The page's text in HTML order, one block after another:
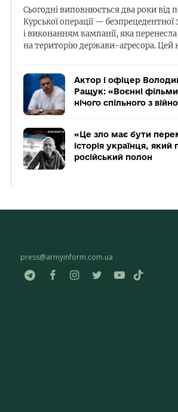
Сьогодні виповнюється два роки від
Курської операції —
і виконанням кампанії, яка перенесла
на територію держави-агресора. Цей
Актор і офіцер
Ращук: «Воєнні
нічого спільного з
«Це зло має бути
історія українця,
російський полон
press@armyinform.com.ua